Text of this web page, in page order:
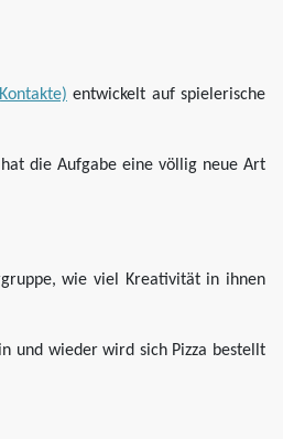
entwickelt auf spielerische
die Aufgabe eine völlig neue Art
wie viel Kreativität in ihnen
und wieder wird sich Pizza bestellt